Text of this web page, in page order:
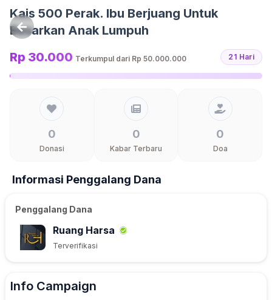
Langsung ke konten
Kais 500 Perak. Ibu Berjuang Untuk
Besarkan Anak Lumpuh
Rp 30.000 Terkumpul dari Rp 50.000.000 21 Hari
0
Donasi
0
Kabar Terbaru
0
Doa
Informasi Penggalang Dana
Penggalang Dana
Ruang Harsa
Terverifikasi
Info Campaign